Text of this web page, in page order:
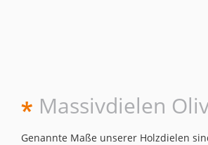
Massivdielen
Genannte Maße unserer Holzdielen